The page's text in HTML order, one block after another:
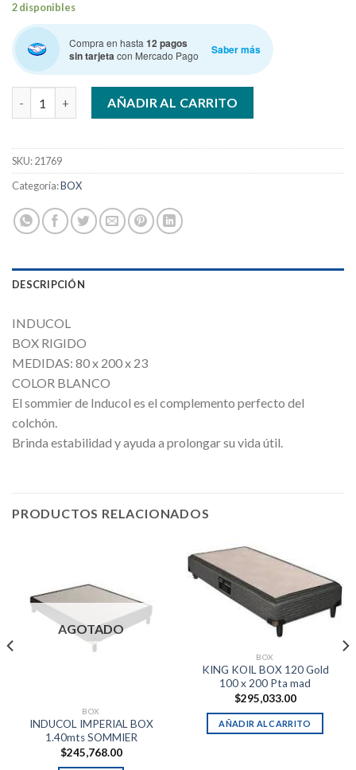
2 disponibles
Compra en hasta 12 pagos
sin tarjetacon Mercado Pago Saber más
INDUCOL BOX 0.80 x 2.00 GRIS SOMMIER RIGIDO cantidad
AÑADIR AL CARRITO
SKU:21769
Categoría:BOX
DESCRIPCIÓN
INDUCOL
BOX RIGIDO
MEDIDAS: 80 x 200 x 23
COLOR BLANCO
El sommier de Inducol es el complemento perfecto del
colchón.
Brinda estabilidad y ayuda a prolongar su vida útil.
PRODUCTOS RELACIONADOS
AGOTADO
BOX
INDUCOL IMPERIAL BOX
1.40mts SOMMIER
$245,768.00
BOX
KING KOIL BOX 120 Gold
100 x 200 Pta mad
$295,033.00
AÑADIR AL CARRITO